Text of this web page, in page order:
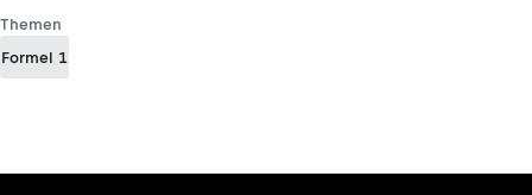
Themen
Formel 1